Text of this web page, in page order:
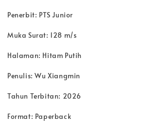
Penerbit: PTS Junior
Muka Surat: 128 m/s
Halaman: Hitam Putih
Penulis: Wu Xiangmin
Tahun Terbitan: 2026
Format: Paperback